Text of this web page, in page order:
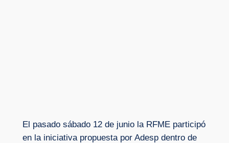
El pasado sábado 12 de junio la RFME participó
en la iniciativa propuesta por Adesp dentro de